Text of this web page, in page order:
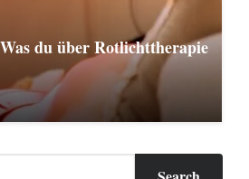
du über Rotlichttherapie